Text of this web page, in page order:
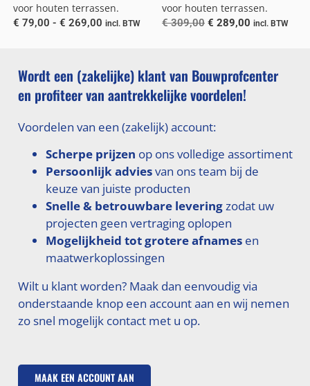
voor houten terrassen.
€ 79,00 - € 269,00 incl. BTW
voor houten terrassen.
€309,00 € 289,00 incl. BTW
Wordt een (zakelijke) klant van Bouwprofcenter
en profiteer van aantrekkelijke voordelen!
Voordelen van een (zakelijk) account:
Scherpe prijzen op ons volledige assortiment
Persoonlijk adviesvan ons team bij de
keuze van juiste producten
Snelle & betrouwbare leveringzodat uw
projecten geen vertraging oplopen
Mogelijkheid tot grotere afnamesen
maatwerkoplossingen
Wilt u klant worden? Maak dan eenvoudig via
onderstaande knop een account aan en wij nemen
zo snel mogelijk contact met u op.
MAAK EEN ACCOUNT AAN